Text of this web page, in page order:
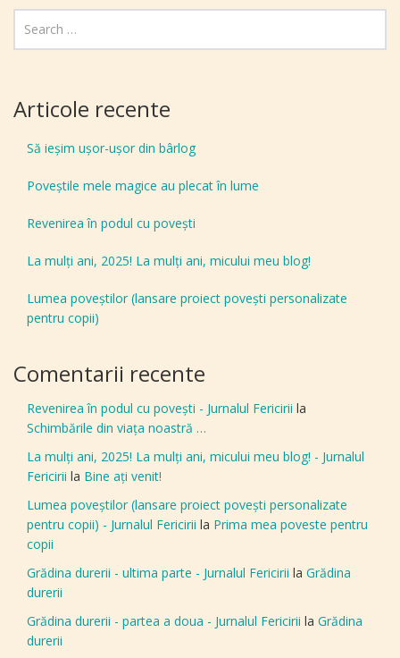
Articole recente
Să ieșim ușor-ușor din bârlog
Poveștile mele magice au plecat în lume
Revenirea în podul cu povești
La mulți ani, 2025! La mulți ani, micului meu blog!
Lumea poveștilor (lansare proiect povești personalizate
pentru copii)
Comentarii recente
Revenirea în podul cu povești - Jurnalul Fericirii la
Schimbările din viața noastră …
La mulți ani, 2025! La mulți ani, micului meu blog! - Jurnalul
Fericirii la Bine aţi venit!
Lumea poveștilor (lansare proiect povești personalizate
pentru copii) - Jurnalul Fericirii la Prima mea poveste pentru
copii
Grădina durerii - ultima parte - Jurnalul Fericirii la Grădina
durerii
Grădina durerii - partea a doua - Jurnalul Fericirii la Grădina
durerii